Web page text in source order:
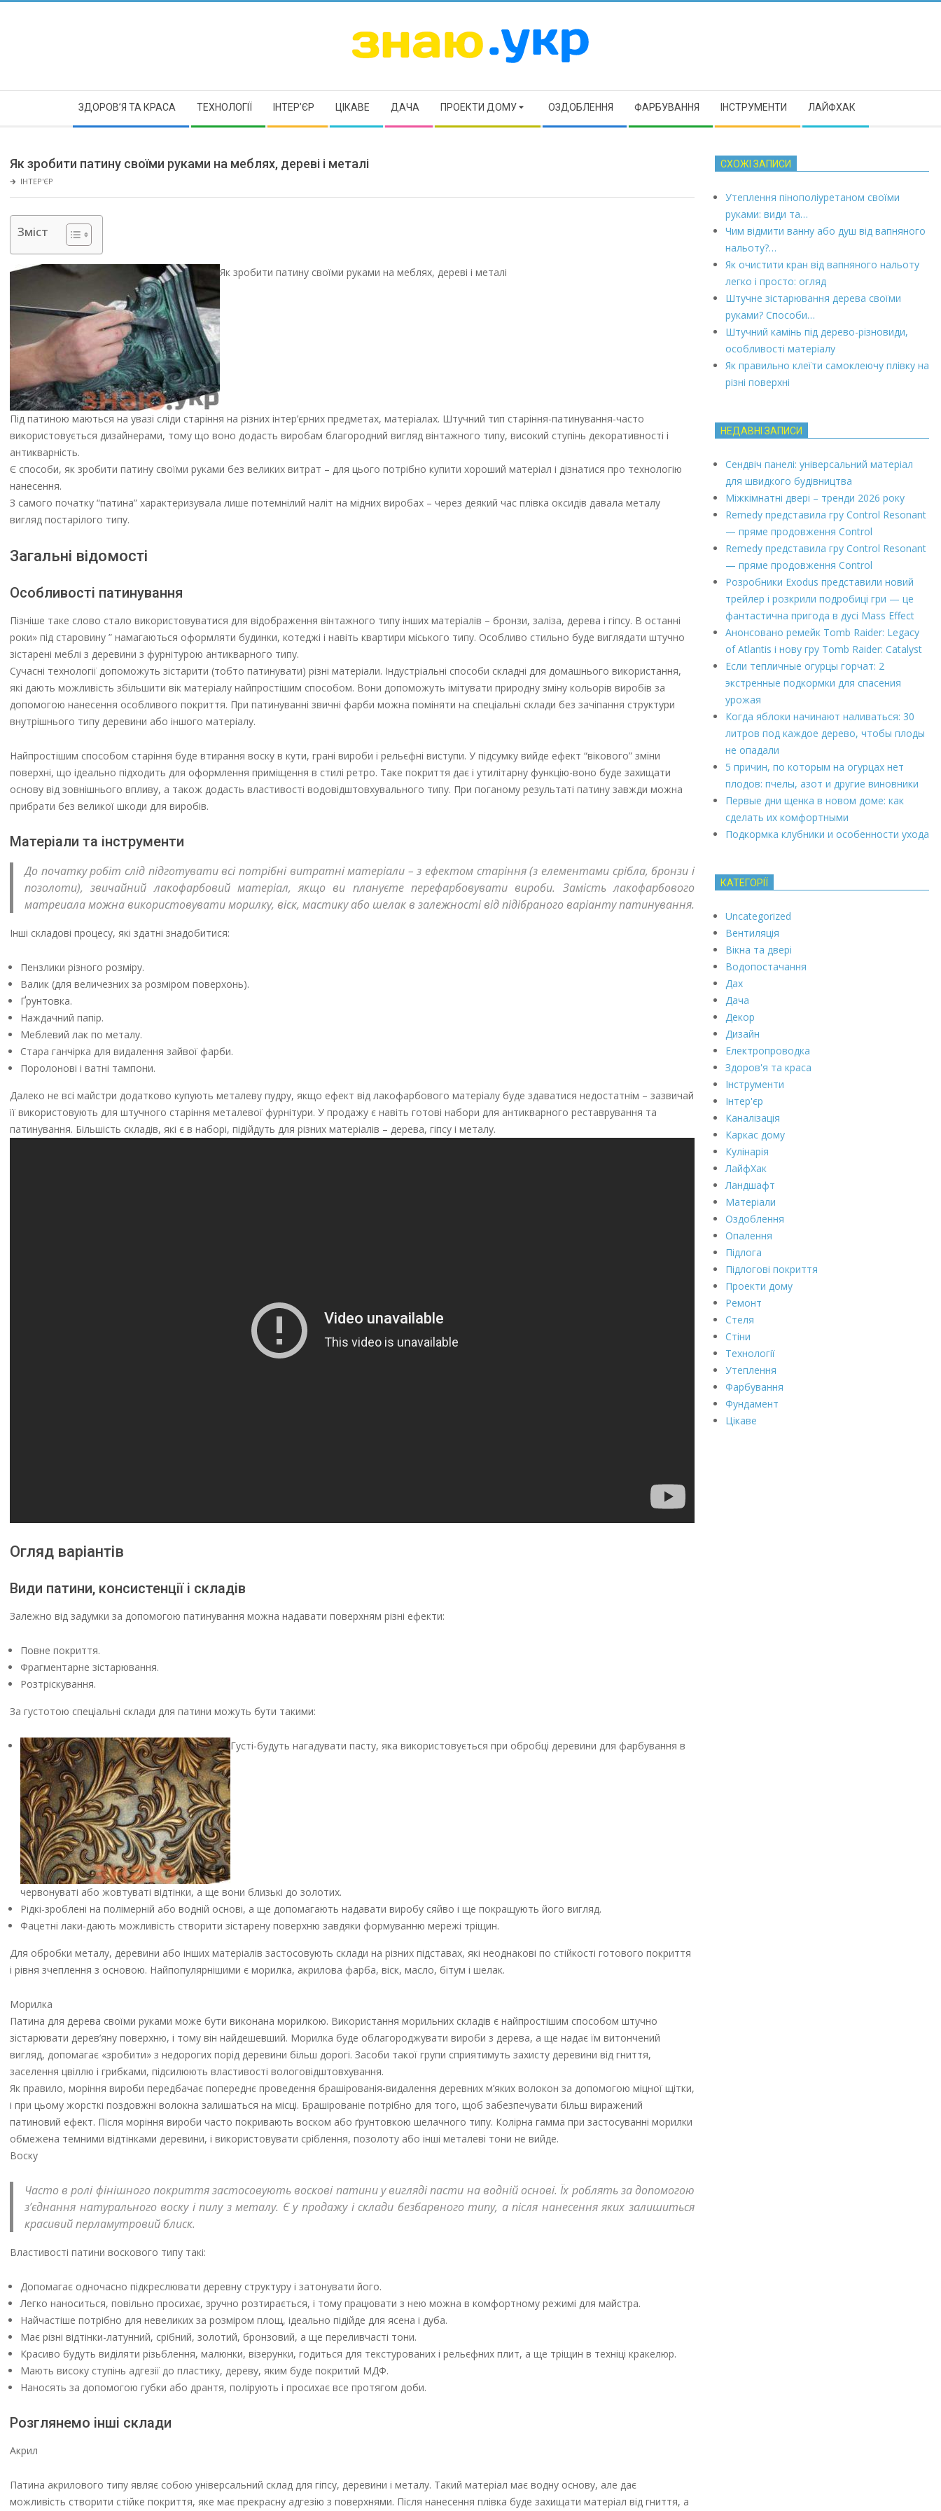
ЗНАЮ
ЗДОРОВ’Я ТА КРАСА ТЕХНОЛОГІЇ ІНТЕР’ЄР ЦІКАВЕ ДАЧА ПРОЕКТИ ДОМУ ОЗДОБЛЕННЯ ФАРБУВАННЯ ІНСТРУМЕНТИ ЛАЙФХАК
Як зробити патину своїми руками на меблях, дереві і металі
🡲 ІНТЕР'ЄР
Зміст
Як зробити патину своїми руками на меблях, дереві і металі
Під патиною маються на увазі сліди старіння на різних інтер’єрних предметах, матеріалах. Штучний тип старіння-патинування-часто
використовується дизайнерами, тому що воно додасть виробам благородний вигляд вінтажного типу, високий ступінь декоративності і
антикварність.
Є способи, як зробити патину своїми руками без великих витрат – для цього потрібно купити хороший матеріал і дізнатися про технологію
нанесення.
З самого початку “патина” характеризувала лише потемнілий наліт на мідних виробах – через деякий час плівка оксидів давала металу
вигляд постарілого типу.
Загальні відомості
Особливості патинування
Пізніше таке слово стало використовуватися для відображення вінтажного типу інших матеріалів – бронзи, заліза, дерева і гіпсу. В останні
роки» під старовину ” намагаються оформляти будинки, котеджі і навіть квартири міського типу. Особливо стильно буде виглядати штучно
зістарені меблі з деревини з фурнітурою антикварного типу.
Сучасні технології допоможуть зістарити (тобто патинувати) різні матеріали. Індустріальні способи складні для домашнього використання,
які дають можливість збільшити вік матеріалу найпростішим способом. Вони допоможуть імітувати природну зміну кольорів виробів за
допомогою нанесення особливого покриття. При патинуванні звичні фарби можна поміняти на спеціальні склади без зачіпання структури
внутрішнього типу деревини або іншого матеріалу.
Найпростішим способом старіння буде втирання воску в кути, грані вироби і рельєфні виступи. У підсумку вийде ефект “вікового” зміни
поверхні, що ідеально підходить для оформлення приміщення в стилі ретро. Таке покриття дає і утилітарну функцію-воно буде захищати
основу від зовнішнього впливу, а також додасть властивості водовідштовхувального типу. При поганому результаті патину завжди можна
прибрати без великої шкоди для виробів.
Матеріали та інструменти
До початку робіт слід підготувати всі потрібні витратні матеріали – з ефектом старіння (з елементами срібла, бронзи і
позолоти), звичайний лакофарбовий матеріал, якщо ви плануєте перефарбовувати вироби. Замість лакофарбового
матреиала можна використовувати морилку, віск, мастику або шелак в залежності від підібраного варіанту патинування.
Інші складові процесу, які здатні знадобитися:
Пензлики різного розміру.
Валик (для величезних за розміром поверхонь).
Ґрунтовка.
Наждачний папір.
Меблевий лак по металу.
Стара ганчірка для видалення зайвої фарби.
Поролонові і ватні тампони.
Далеко не всі майстри додатково купують металеву пудру, якщо ефект від лакофарбового матеріалу буде здаватися недостатнім – зазвичай
її використовують для штучного старіння металевої фурнітури. У продажу є навіть готові набори для антикварного реставрування та
патинування. Більшість складів, які є в наборі, підійдуть для різних матеріалів – дерева, гіпсу і металу.
Огляд варіантів
Види патини, консистенції і складів
Залежно від задумки за допомогою патинування можна надавати поверхням різні ефекти:
Повне покриття.
Фрагментарне зістарювання.
Розтріскування.
За густотою спеціальні склади для патини можуть бути такими:
Густі-будуть нагадувати пасту, яка використовується при обробці деревини для фарбування в
червонуваті або жовтуваті відтінки, а ще вони близькі до золотих.
Рідкі-зроблені на полімерній або водній основі, а ще допомагають надавати виробу сяйво і ще покращують його вигляд.
Фацетні лаки-дають можливість створити зістарену поверхню завдяки формуванню мережі тріщин.
Для обробки металу, деревини або інших матеріалів застосовують склади на різних підставах, які неоднакові по стійкості готового покриття
і рівня зчеплення з основою. Найпопулярнішими є морилка, акрилова фарба, віск, масло, бітум і шелак.
Морилка
Патина для дерева своїми руками може бути виконана морилкою. Використання морильних складів є найпростішим способом штучно
зістарювати дерев’яну поверхню, і тому він найдешевший. Морилка буде облагороджувати вироби з дерева, а ще надає їм витончений
вигляд, допомагає «зробити» з недорогих порід деревини більш дорогі. Засоби такої групи сприятимуть захисту деревини від гниття,
заселення цвіллю і грибками, підсилюють властивості вологовідштовхування.
Як правило, моріння вироби передбачає попереднє проведення брашірованія-видалення деревних м’яких волокон за допомогою міцної щітки,
і при цьому жорсткі поздовжні волокна залишаться на місці. Брашірованіе потрібно для того, щоб забезпечувати більш виражений
патиновий ефект. Після моріння вироби часто покривають воском або ґрунтовкою шелачного типу. Колірна гамма при застосуванні морилки
обмежена темними відтінками деревини, і використовувати сріблення, позолоту або інші металеві тони не вийде.
Воску
Часто в ролі фінішного покриття застосовують воскові патини у вигляді пасти на водній основі. Їх роблять за допомогою
з’єднання натурального воску і пилу з металу. Є у продажу і склади безбарвного типу, а після нанесення яких залишиться
красивий перламутровий блиск.
Властивості патини воскового типу такі:
Допомагає одночасно підкреслювати деревну структуру і затонувати його.
Легко наноситься, повільно просихає, зручно розтирається, і тому працювати з нею можна в комфортному режимі для майстра.
Найчастіше потрібно для невеликих за розміром площ, ідеально підійде для ясена і дуба.
Має різні відтінки-латунний, срібний, золотий, бронзовий, а ще переливчасті тони.
Красиво будуть виділяти різьблення, малюнки, візерунки, годиться для текстурованих і рельєфних плит, а ще тріщин в техніці кракелюр.
Мають високу ступінь адгезії до пластику, дереву, яким буде покритий МДФ.
Наносять за допомогою губки або дрантя, полірують і просихає все протягом доби.
Розглянемо інші склади
Акрил
Патина акрилового типу являє собою універсальний склад для гіпсу, деревини і металу. Такий матеріал має водну основу, але дає
можливість створити стійке покриття, яке має прекрасну адгезію з поверхнями. Після нанесення плівка буде захищати матеріал від гниття, а
СХОЖІ ЗАПИСИ
Утеплення пінополіуретаном своїми
руками: види та…
Чим відмити ванну або душ від вапняного
нальоту?…
Як очистити кран від вапняного нальоту
легко і просто: огляд
Штучне зістарювання дерева своїми
руками? Способи…
Штучний камінь під дерево-різновиди,
особливості матеріалу
Як правильно клеїти самоклеючу плівку на
різні поверхні
НЕДАВНІ ЗАПИСИ
Сендвіч панелі: універсальний матеріал
для швидкого будівництва
Міжкімнатні двері – тренди 2026 року
Remedy представила гру Control Resonant
— пряме продовження Control
Remedy представила гру Control Resonant
— пряме продовження Control
Розробники Exodus представили новий
трейлер і розкрили подробиці гри — це
фантастична пригода в дусі Mass Effect
Анонсовано ремейк Tomb Raider: Legacy
of Atlantis і нову гру Tomb Raider: Catalyst
Если тепличные огурцы горчат: 2
экстренные подкормки для спасения
урожая
Когда яблоки начинают наливаться: 30
литров под каждое дерево, чтобы плоды
не опадали
5 причин, по которым на огурцах нет
плодов: пчелы, азот и другие виновники
Первые дни щенка в новом доме: как
сделать их комфортными
Подкормка клубники и особенности ухода
КАТЕГОРІЇ
Uncategorized
Вентиляція
Вікна та двері
Водопостачання
Дах
Дача
Декор
Дизайн
Електропроводка
Здоров'я та краса
Інструменти
Інтер'єр
Каналізація
Каркас дому
Кулінарія
ЛайфХак
Ландшафт
Матеріали
Оздоблення
Опалення
Підлога
Підлогові покриття
Проекти дому
Ремонт
Стеля
Стіни
Технології
Утеплення
Фарбування
Фундамент
Цікаве